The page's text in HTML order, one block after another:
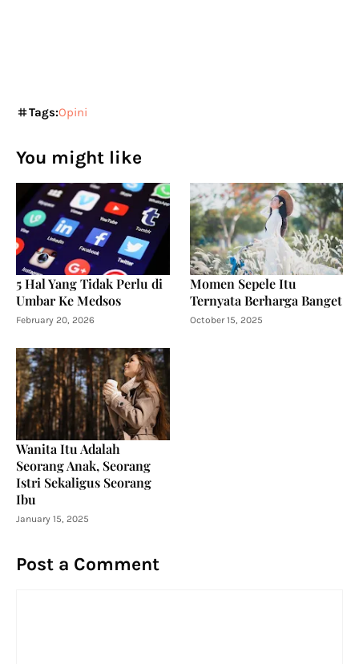
Tags:Opini
You might like
5 Hal Yang Tidak Perlu di
Umbar Ke Medsos
February 20, 2026
Momen Sepele Itu
Ternyata Berharga Banget
October 15, 2025
Wanita Itu Adalah
Seorang Anak, Seorang
Istri Sekaligus Seorang
Ibu
January 15, 2025
Post a Comment